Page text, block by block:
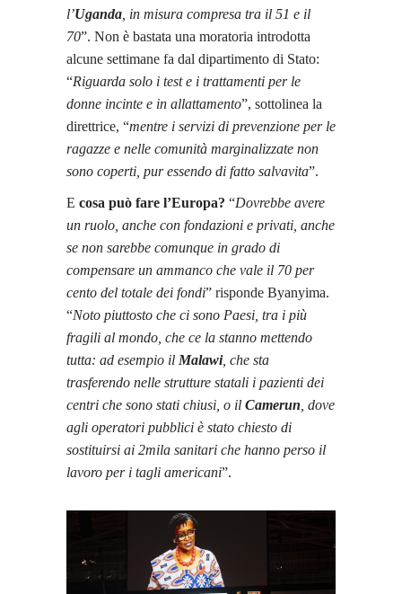
l’Uganda , in misura compresa tra il 51 e il
70”. Non è bastata una moratoria introdotta
alcune settimane fa dal dipartimento di Stato:
“Riguarda solo i test e i trattamenti per le
donne incinte e in allattamento”, sottolinea la
direttrice, “mentre i servizi di prevenzione per le
ragazze e nelle comunità marginalizzate non
sono coperti, pur essendo di fatto salvavita”.
E cosa può fare l’Europa? “Dovrebbe avere
un ruolo, anche con fondazioni e privati, anche
se non sarebbe comunque in grado di
compensare un ammanco che vale il 70 per
cento del totale dei fondi” risponde Byanyima.
“Noto piuttosto che ci sono Paesi, tra i più
fragili al mondo, che ce la stanno mettendo
tutta: ad esempio il Malawi, che sta
trasferendo nelle strutture statali i pazienti dei
centri che sono stati chiusi, o il Camerun , dove
agli operatori pubblici è stato chiesto di
sostituirsi ai 2mila sanitari che hanno perso il
lavoro per i tagli americani”.